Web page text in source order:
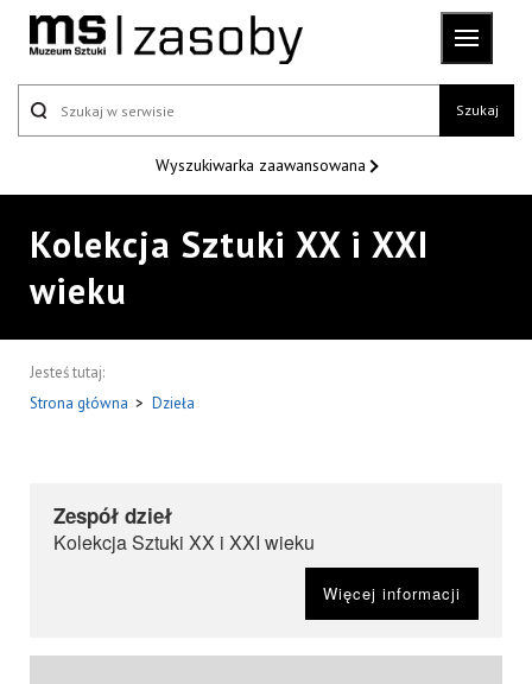
Szukaj
Wyszukiwarka zaawansowana
Kolekcja Sztuki XX i XXI
wieku
Jesteś tutaj:
Strona główna > Dzieła
Zespół dzieł
Kolekcja Sztuki XX i XXI wieku
Więcej informacji